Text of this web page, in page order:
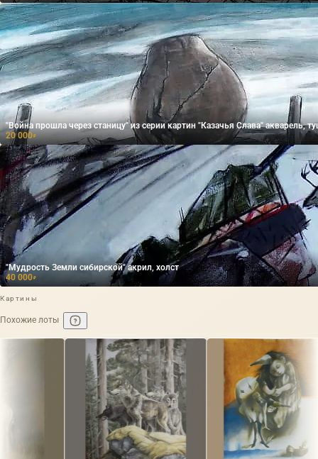
"Война прошла через станицу" из серии картин
20 000₽
"Мудрость Земли сибирской" акрил, холст
40 000₽
Картины
Похожие лоты